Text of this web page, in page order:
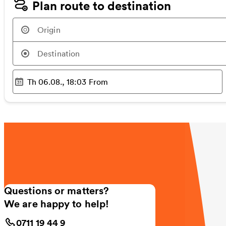
Plan route to destination
Selected time
Th 06.08., 18:03 From
Questions or matters?
We are happy to help!
0711 19 44 9